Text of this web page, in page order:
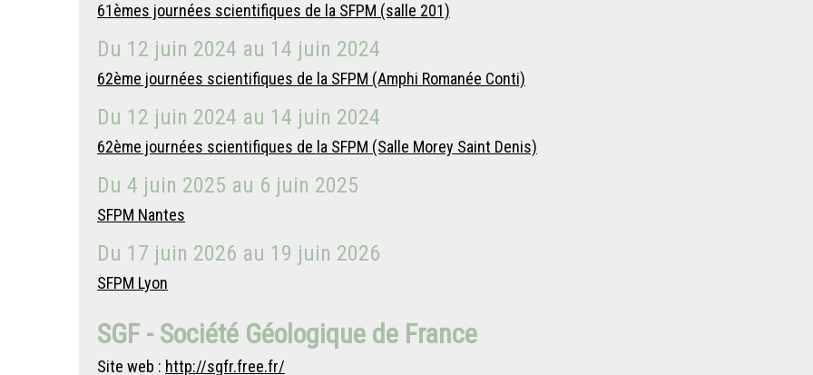
61èmes journées scientifiques de la SFPM (salle 201)
Du 12 juin 2024 au 14 juin 2024
62ème journées scientifiques de la SFPM (Amphi Romanée Conti)
Du 12 juin 2024 au 14 juin 2024
62ème journées scientifiques de la SFPM (Salle Morey Saint Denis)
Du 4 juin 2025 au 6 juin 2025
SFPM Nantes
Du 17 juin 2026 au 19 juin 2026
SFPM Lyon
SGF - Société Géologique de France
Site web : http://sgfr.free.fr/